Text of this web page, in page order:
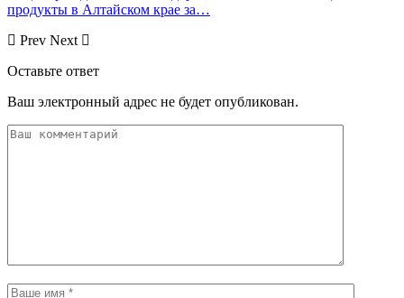
продукты в Алтайском крае за…
Prev Next
Оставьте ответ
Ваш электронный адрес не будет опубликован.